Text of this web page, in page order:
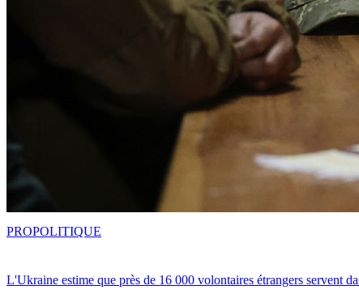
L'Ukraine estime que près de 16 000 volontaires étrangers servent
PROPOLITIQUE